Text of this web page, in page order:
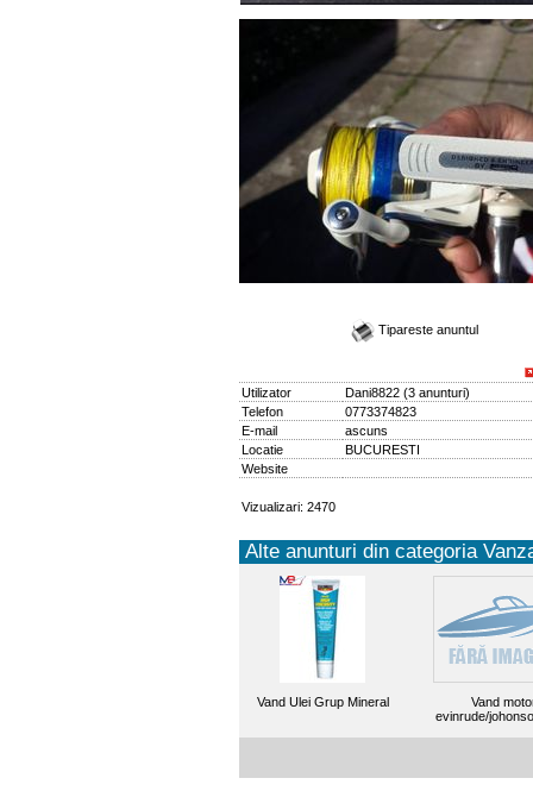
Tipareste anuntul
Utilizator Dani8822(3 anunturi)
Telefon
0773374823
E-mail
ascuns
Locatie
BUCURESTI
Website
Vizualizari: 2470
Alte anunturi din categoria
Vand Ulei Grup Mineral
Vand
evinrude/